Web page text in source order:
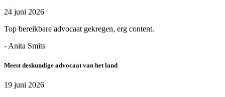
24 juni 2026
Top bereikbare advocaat gekregen, erg content.
- Anita Smits
Meest deskundige advocaat van het land
19 juni 2026